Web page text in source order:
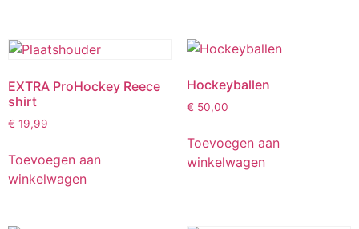
EXTRA ProHockey Reece
shirt
€ 19,99
Toevoegen aan
winkelwagen
Hockeyballen
€ 50,00
Toevoegen aan
winkelwagen